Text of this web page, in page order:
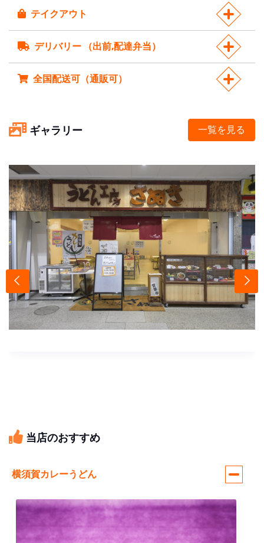
テイクアウト
デリバリー （出前,配達弁当）
全国配送可（通販可）
ギャラリー 一覧を見る
当店のおすすめ
横須賀カレーうどん